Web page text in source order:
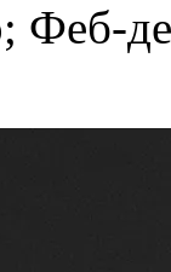
Феб-